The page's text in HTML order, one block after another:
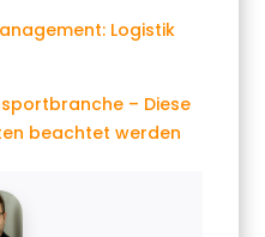
Logistik
– Diese
beachtet werden